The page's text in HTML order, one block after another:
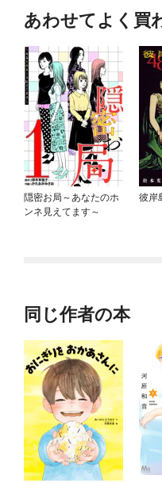
あわせてよく買
隠密お局～あなたのホ
ンネ見えてます～
彼
同じ作者の本